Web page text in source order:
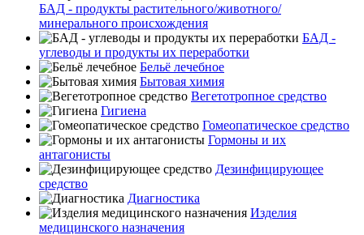
БАД - продукты растительного/животного/
минерального происхождения
БАД -
углеводы и продукты их переработки
Бельё лечебное
Бытовая химия
Вегетотропное средство
Гигиена
Гомеопатическое средство
Гормоны и их
антагонисты
Дезинфицирующее
средство
Диагностика
Изделия
медицинского назначения